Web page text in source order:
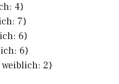
4)
7)
6)
6)
2)